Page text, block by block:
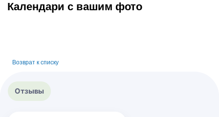
Календари с вашим фото
Возврат к списку
Отзывы